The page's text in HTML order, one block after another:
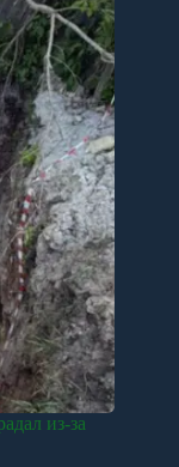
из-за